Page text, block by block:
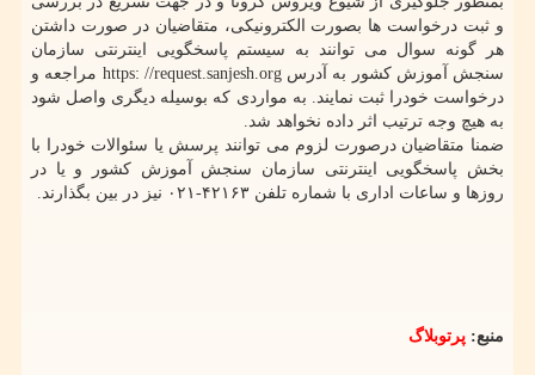
و ثبت درخواست ها بصورت الکترونیکی، متقاضیان در صورت داشتن
هر گونه سوال می توانند به سیستم پاسخگویی اینترنتی سازمان
سنجش آموزش کشور به آدرس https: //request.sanjesh.org مراجعه و
درخواست خودرا ثبت نمایند. به مواردی که بوسیله دیگری واصل شود
به هیچ وجه ترتیب اثر داده نخواهد شد.
ضمنا متقاضیان درصورت لزوم می توانند پرسش یا سئوالات خودرا با
بخش پاسخگویی اینترنتی سازمان سنجش آموزش کشور و یا در
روزها و ساعات اداری با شماره تلفن ۴۲۱۶۳-۰۲۱ نیز در بین بگذارند.
منبع: پرتوبلاگ